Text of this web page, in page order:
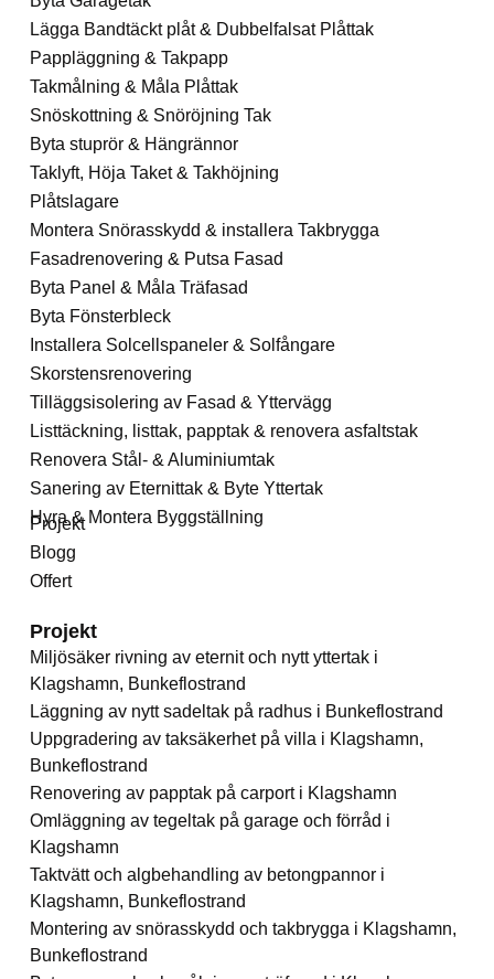
Lägga Bandtäckt plåt & Dubbelfalsat Plåttak
Pappläggning & Takpapp
Takmålning & Måla Plåttak
Snöskottning & Snöröjning Tak
Byta stuprör & Hängrännor
Taklyft, Höja Taket & Takhöjning
Plåtslagare
Montera Snörasskydd & installera Takbrygga
Fasadrenovering & Putsa Fasad
Byta Panel & Måla Träfasad
Byta Fönsterbleck
Installera Solcellspaneler & Solfångare
Skorstensrenovering
Tilläggsisolering av Fasad & Yttervägg
Listtäckning, listtak, papptak & renovera asfaltstak
Renovera Stål- & Aluminiumtak
Sanering av Eternittak & Byte Yttertak
Hyra & Montera Byggställning
Projekt
Blogg
Offert
Projekt
Miljösäker rivning av eternit och nytt yttertak i
Klagshamn, Bunkeflostrand
Läggning av nytt sadeltak på radhus i Bunkeflostrand
Uppgradering av taksäkerhet på villa i Klagshamn,
Bunkeflostrand
Renovering av papptak på carport i Klagshamn
Omläggning av tegeltak på garage och förråd i
Klagshamn
Taktvätt och algbehandling av betongpannor i
Klagshamn, Bunkeflostrand
Montering av snörasskydd och takbrygga i Klagshamn,
Bunkeflostrand